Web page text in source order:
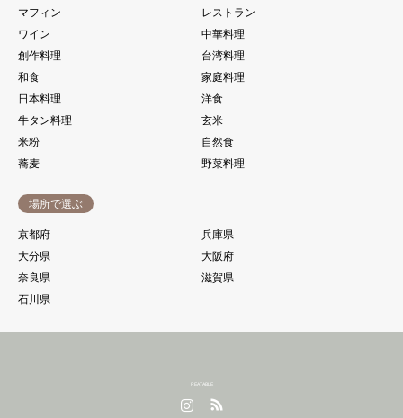
マフィン
レストラン
ワイン
中華料理
創作料理
台湾料理
和食
家庭料理
日本料理
洋食
牛タン料理
玄米
米粉
自然食
蕎麦
野菜料理
場所で選ぶ
京都府
兵庫県
大分県
大阪府
奈良県
滋賀県
石川県
REATABLE